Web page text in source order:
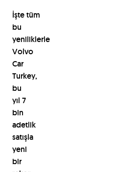
İşte tüm
bu
yeniliklerle
Volvo
Car
Turkey,
bu
yıl 7
bin
adetlik
satışla
yeni
bir